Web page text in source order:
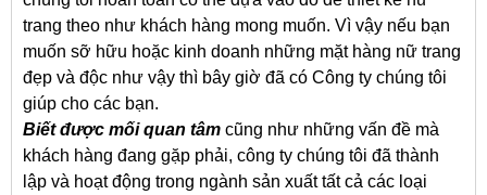
trang theo như khách hàng mong muốn. Vì vậy nếu bạn
muốn sỡ hữu hoặc kinh doanh những mặt hàng nữ trang
đẹp và độc như vậy thì bây giờ đã có Công ty chúng tôi
giúp cho các bạn.
Biết được mối quan tâm cũng như những vấn đề mà
khách hàng đang gặp phải, công ty chúng tôi đã thành
lập và hoạt động trong ngành sản xuất tất cả các loại